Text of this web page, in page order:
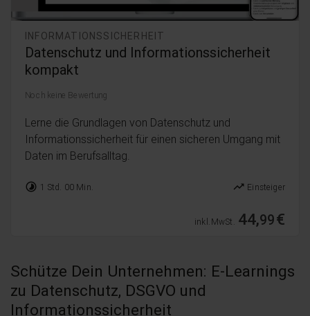
INFORMATIONSSICHERHEIT
Datenschutz und Informationssicherheit
kompakt
Noch keine Bewertung
Lerne die Grundlagen von Datenschutz und
Informationssicherheit für einen sicheren Umgang mit
Daten im Berufsalltag.
timelapse 1 Std. 00 Min. trending_up Einsteiger
inkl. MwSt. 44,99€
Schütze Dein Unternehmen: E-Learnings
zu Datenschutz, DSGVO und
Informationssicherheit